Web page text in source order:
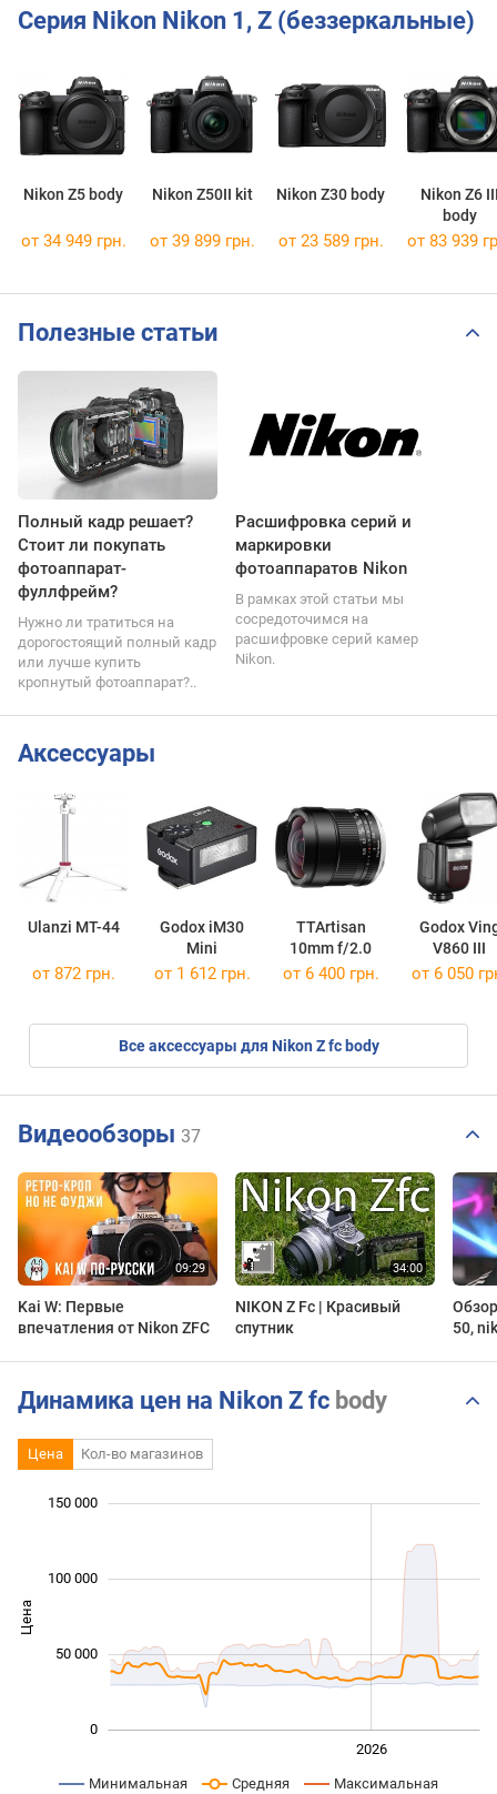
Серия Nikon Nikon 1, Z (беззеркальные)
Nikon Z5 body Nikon Z50II kit Nikon Z30 body
Nikon Z6
body
от 34 949 грн. от 39 899 грн. от 23 589 грн. от 83 939
Полезные статьи
Полный кадр решает?
Стоит ли покупать
фотоаппарат-
фуллфрейм?
Нужно ли тратиться на
дорогостоящий полный кадр
или лучше купить
кропнутый фотоаппарат?..
Расшифровка серий и
маркировки
фотоаппаратов Nikon
В рамках этой статьи мы
сосредоточимся на
расшифровке серий камер
Nikon.
Аксессуары
Ulanzi MT-44
Godox iM30
Mini
TTArtisan
10mm f/2.0
Godox
V860 III
от 872 грн. от 1 612 грн. от 6 400 грн. от 6 050
Все аксессуары для Nikon Z fc body
Видеообзоры 37
Kai W: Первые
впечатления от Nikon ZFC
NIKON Z Fc | Красивый
спутник
50,
Динамика цен на Nikon Z fc body
Цена Кол-во магазинов
Цена
0
150 000
100 000
50 000
2026
Минимальная Средняя Максимальная